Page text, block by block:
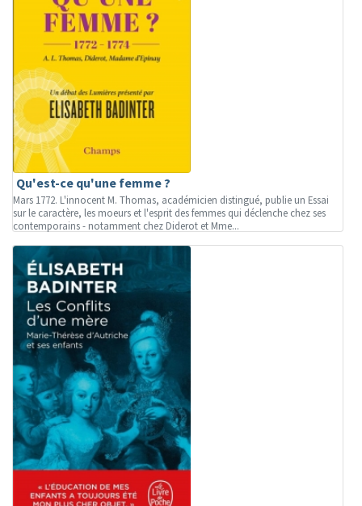
Qu'est-ce qu'une femme ?
Mars 1772. L'innocent M. Thomas, académicien distingué, publie un Essai
sur le caractère, les moeurs et l'esprit des femmes qui déclenche chez ses
contemporains - notamment chez Diderot et Mme...